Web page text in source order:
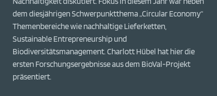
dem diesjährigen Schwerpunktthema „Circular Economy“
Themenbereiche wie nachhaltige Lieferketten,
Sustainable Entrepreneurship und
Biodiversitätsmanagement. Charlott Hübel hat hier die
ersten Forschungsergebnisse aus dem BioVal-Projekt
präsentiert.